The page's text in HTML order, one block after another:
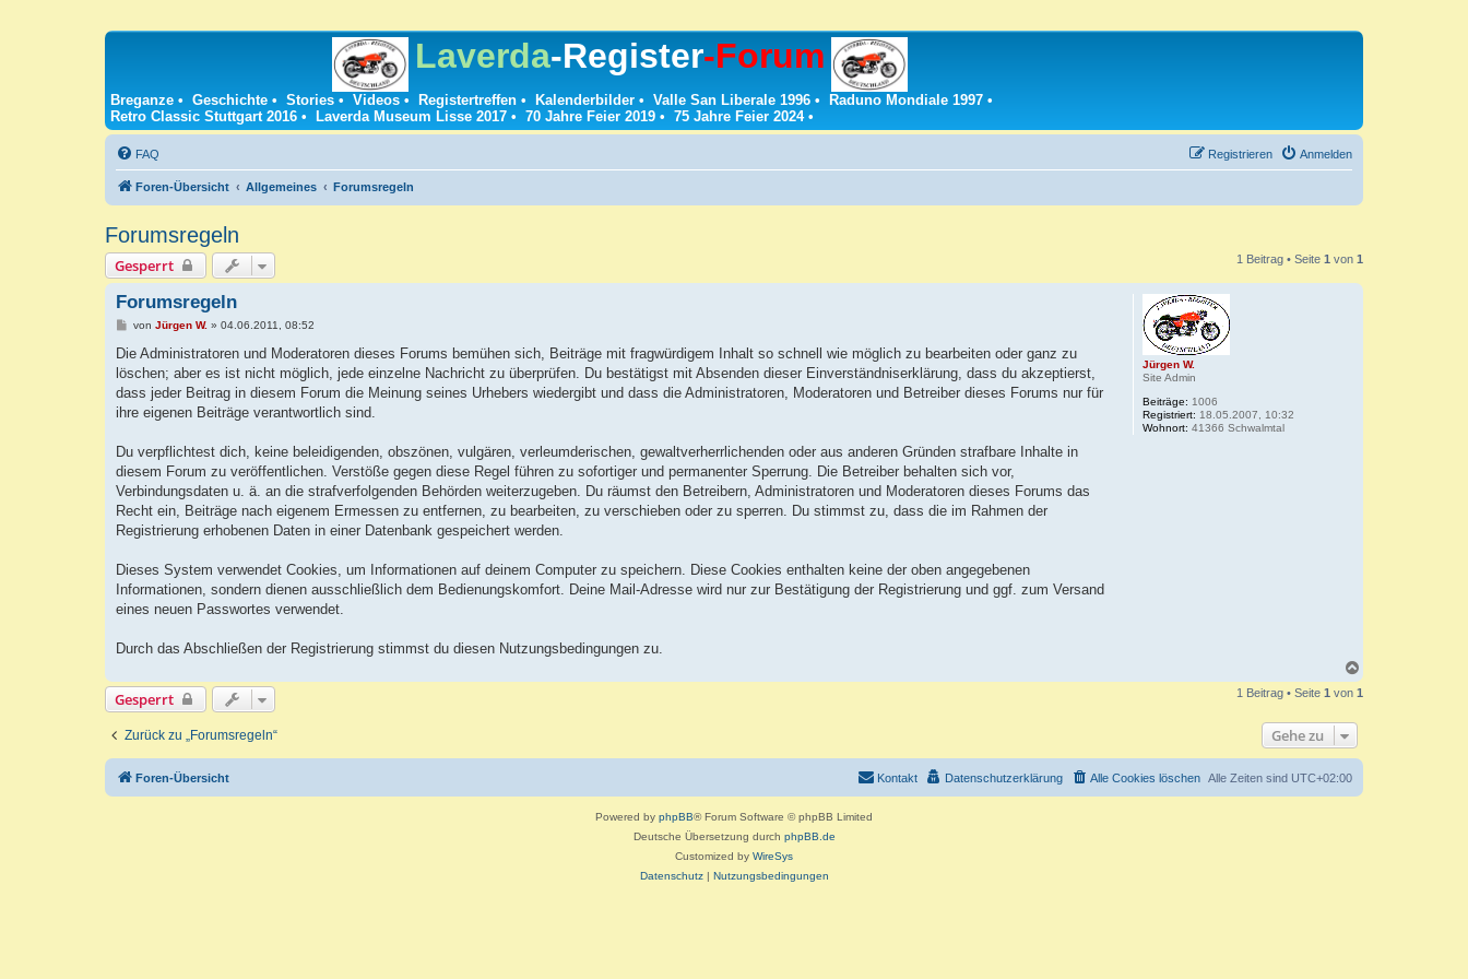
Laverda-Register-Forum
Breganze • Geschichte • Stories • Videos • Registertreffen • Kalenderbilder • Valle San Liberale 1996 • Raduno Mondiale 1997 •
Retro Classic Stuttgart 2016 • Laverda Museum Lisse 2017 • 70 Jahre Feier 2019 • 75 Jahre Feier 2024•
FAQ Anmelden
Registrieren
Foren-Übersicht Allgemeines Forumsregeln
Forumsregeln
Gesperrt 1 Beitrag • Seite 1 von 1
Jürgen W.
Site Admin
Beiträge: 1006
Registriert: 18.05.2007, 10:32
Wohnort: 41366 Schwalmtal
Forumsregeln
B
i
r
a
von Jürgen W. » 04.06.2011, 08:52
Die Administratoren und Moderatoren dieses Forums bemühen sich, Beiträge mit fragwürdigem Inhalt so schnell wie möglich zu bearbeiten oder ganz zu
löschen; aber es ist nicht möglich, jede einzelne Nachricht zu überprüfen. Du bestätigst mit Absenden dieser Einverständniserklärung, dass du akzeptierst,
dass jeder Beitrag in diesem Forum die Meinung seines Urhebers wiedergibt und dass die Administratoren, Moderatoren und Betreiber dieses Forums nur für
ihre eigenen Beiträge verantwortlich sind.
Du verpflichtest dich, keine beleidigenden, obszönen, vulgären, verleumderischen, gewaltverherrlichenden oder aus anderen Gründen strafbare Inhalte in
diesem Forum zu veröffentlichen. Verstöße gegen diese Regel führen zu sofortiger und permanenter Sperrung. Die Betreiber behalten sich vor,
Verbindungsdaten u. ä. an die strafverfolgenden Behörden weiterzugeben. Du räumst den Betreibern, Administratoren und Moderatoren dieses Forums das
Recht ein, Beiträge nach eigenem Ermessen zu entfernen, zu bearbeiten, zu verschieben oder zu sperren. Du stimmst zu, dass die im Rahmen der
Registrierung erhobenen Daten in einer Datenbank gespeichert werden.
Dieses System verwendet Cookies, um Informationen auf deinem Computer zu speichern. Diese Cookies enthalten keine der oben angegebenen
Informationen, sondern dienen ausschließlich dem Bedienungskomfort. Deine Mail-Adresse wird nur zur Bestätigung der Registrierung und ggf. zum Versand
eines neuen Passwortes verwendet.
Durch das Abschließen der Registrierung stimmst du diesen Nutzungsbedingungen zu.
a
c
Gesperrt 1 Beitrag • Seite 1 von 1
Zurück zu „Forumsregeln“ Gehe zu
Foren-Übersicht Alle Zeiten sind UTC+02:00
Alle Cookies löschen
Datenschutzerklärung
Kontakt
Powered by phpBB® Forum Software © phpBB Limited
Deutsche Übersetzung durch phpBB.de
Customized by WireSys
Datenschutz| Nutzungsbedingungen